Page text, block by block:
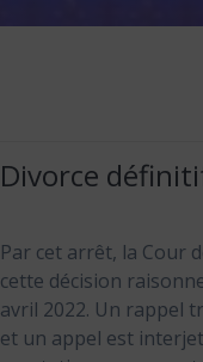
Divorce
Par cet arrêt, la Cour
cette décision
avril 2022. Un rappel
et un appel est